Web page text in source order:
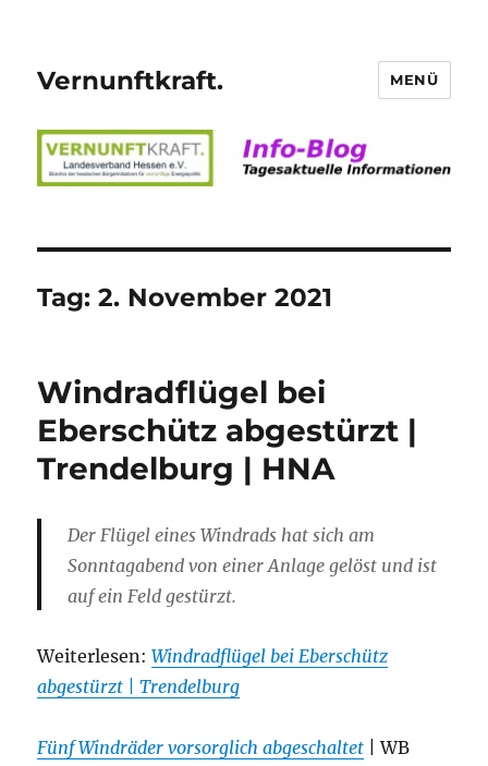
Vernunftkraft. MENÜ
Tag:2. November 2021
Windradflügel bei
Eberschütz abgestürzt |
Trendelburg | HNA
Der Flügel eines Windrads hat sich am
Sonntagabend von einer Anlage gelöst und ist
auf ein Feld gestürzt.
Weiterlesen:Windradflügel bei Eberschütz
abgestürzt | Trendelburg
Fünf Windräder vorsorglich abgeschaltet | WB